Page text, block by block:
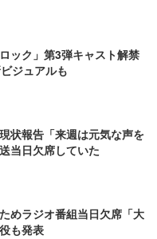
ック」第3弾キャスト解禁
ジュアルも
状報告「来週は元気な声を
当日欠席していた
めラジオ番組当日欠席「大
も発表